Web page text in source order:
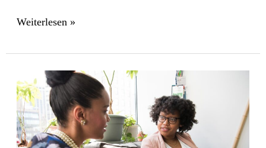
Weiterlesen »
Wichtig
in
jeder
Branche:
Sprachstörungen
beheben